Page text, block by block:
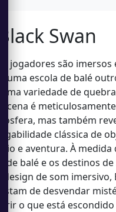
Swan
os jogadores são
uma escola de balé
uma variedade de
cena é
mas também
clássica de
e aventura. À
de balé e os destinos
design de som
de desvendar
o que está